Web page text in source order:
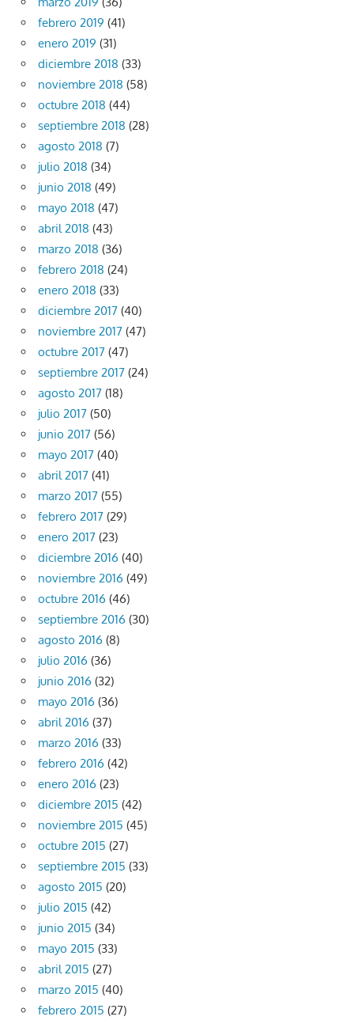
febrero 2019 (41)
enero 2019 (31)
diciembre 2018 (33)
noviembre 2018 (58)
octubre 2018 (44)
septiembre 2018 (28)
agosto 2018 (7)
julio 2018 (34)
junio 2018 (49)
mayo 2018 (47)
abril 2018 (43)
marzo 2018 (36)
febrero 2018 (24)
enero 2018 (33)
diciembre 2017 (40)
noviembre 2017 (47)
octubre 2017 (47)
septiembre 2017 (24)
agosto 2017 (18)
julio 2017 (50)
junio 2017 (56)
mayo 2017 (40)
abril 2017 (41)
marzo 2017 (55)
febrero 2017 (29)
enero 2017 (23)
diciembre 2016 (40)
noviembre 2016 (49)
octubre 2016 (46)
septiembre 2016 (30)
agosto 2016 (8)
julio 2016 (36)
junio 2016 (32)
mayo 2016 (36)
abril 2016 (37)
marzo 2016 (33)
febrero 2016 (42)
enero 2016 (23)
diciembre 2015 (42)
noviembre 2015 (45)
octubre 2015 (27)
septiembre 2015 (33)
agosto 2015 (20)
julio 2015 (42)
junio 2015 (34)
mayo 2015 (33)
abril 2015 (27)
marzo 2015 (40)
febrero 2015 (27)